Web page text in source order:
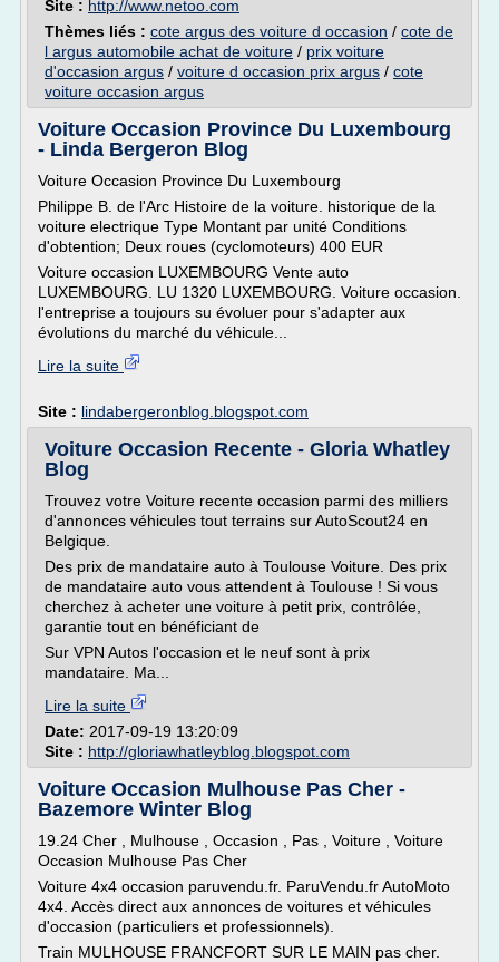
Site : http://www.netoo.com
Thèmes liés : cote argus des voiture d occasion / cote de
l argus automobile achat de voiture / prix voiture
d'occasion argus / voiture d occasion prix argus / cote
voiture occasion argus
Voiture Occasion Province Du Luxembourg
- Linda Bergeron Blog
Voiture Occasion Province Du Luxembourg
Philippe B. de l'Arc Histoire de la voiture. historique de la
voiture electrique Type Montant par unité Conditions
d'obtention; Deux roues (cyclomoteurs) 400 EUR
Voiture occasion LUXEMBOURG Vente auto
LUXEMBOURG. LU 1320 LUXEMBOURG. Voiture occasion.
l'entreprise a toujours su évoluer pour s'adapter aux
évolutions du marché du véhicule...
Lire la suite
Site : lindabergeronblog.blogspot.com
Voiture Occasion Recente - Gloria Whatley
Blog
Trouvez votre Voiture recente occasion parmi des milliers
d'annonces véhicules tout terrains sur AutoScout24 en
Belgique.
Des prix de mandataire auto à Toulouse Voiture. Des prix
de mandataire auto vous attendent à Toulouse ! Si vous
cherchez à acheter une voiture à petit prix, contrôlée,
garantie tout en bénéficiant de
Sur VPN Autos l'occasion et le neuf sont à prix
mandataire. Ma...
Lire la suite
Date: 2017-09-19 13:20:09
Site : http://gloriawhatleyblog.blogspot.com
Voiture Occasion Mulhouse Pas Cher -
Bazemore Winter Blog
19.24 Cher , Mulhouse , Occasion , Pas , Voiture , Voiture
Occasion Mulhouse Pas Cher
Voiture 4x4 occasion paruvendu.fr. ParuVendu.fr AutoMoto
4x4. Accès direct aux annonces de voitures et véhicules
d'occasion (particuliers et professionnels).
Train MULHOUSE FRANCFORT SUR LE MAIN pas cher.